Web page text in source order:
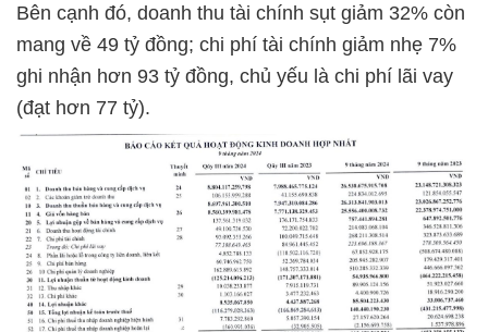
Bên cạnh đó, doanh thu tài chính sụt giảm 32% còn
mang về 49 tỷ đồng; chi phí tài chính giảm nhẹ 7%
ghi nhận hơn 93 tỷ đồng, chủ yếu là chi phí lãi vay
(đạt hơn 77 tỷ).